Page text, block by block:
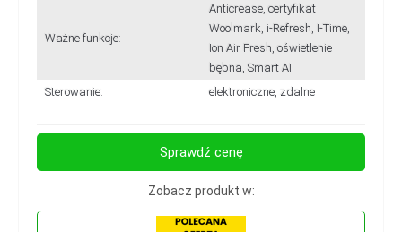
Ważne funkcje:
Anticrease, certyfikat
Woolmark, i-Refresh, I-Time,
Ion Air Fresh, oświetlenie
bębna, Smart AI
Sterowanie:
elektroniczne, zdalne
Sprawdź cenę
Zobacz produkt w: